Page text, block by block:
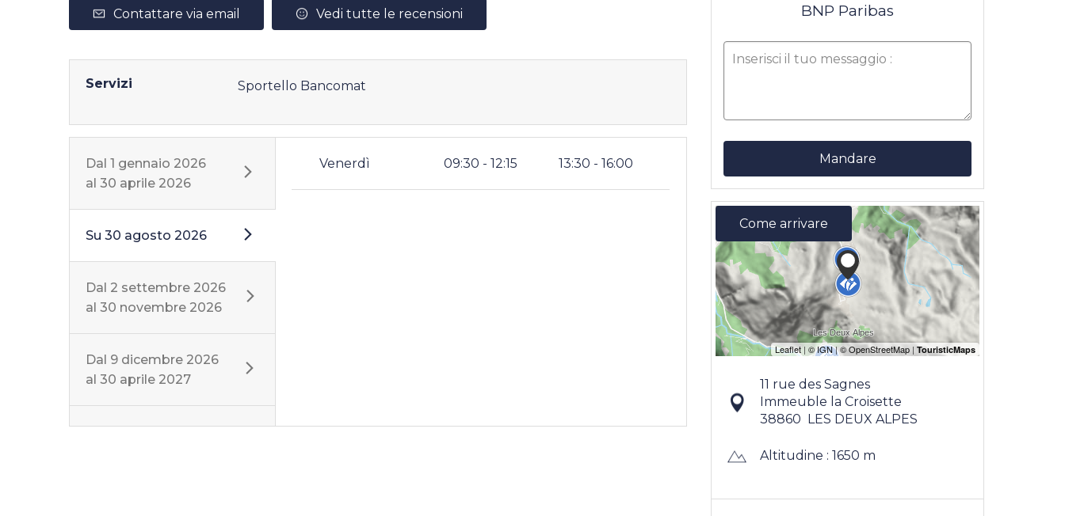
Contattare via email Vedi tutte le recensioni
Servizi Sportello Bancomat
Dal 1 gennaio 2026
al 30 aprile 2026
Su 30 agosto 2026
Dal 2 settembre 2026
al 30 novembre 2026
Dal 9 dicembre 2026
al 30 aprile 2027
Venerdì 09:30 - 12:15 13:30 - 16:00
BNP Paribas
Mandare
Come arrivare
11 rue des Sagnes
Immeuble la Croisette
38860 LES DEUX ALPES
Altitudine : 1650 m